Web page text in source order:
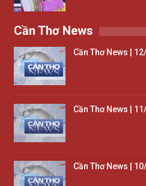
Cần Thơ News
Cần Thơ News |
Cần Thơ News |
Cần Thơ News |